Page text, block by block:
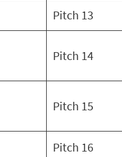
Pitch 13
Pitch 14
Pitch 15
Pitch 16